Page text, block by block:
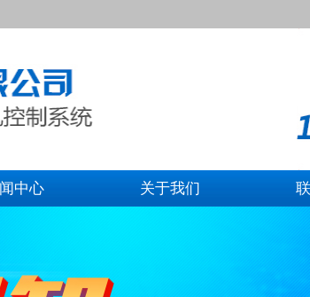
中心 关于我们